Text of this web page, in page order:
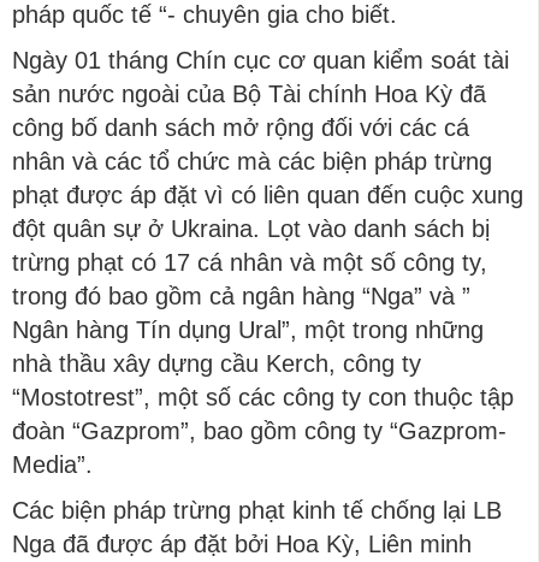
pháp quốc tế “- chuyên gia cho biết.
Ngày 01 tháng Chín cục cơ quan kiểm soát tài
sản nước ngoài của Bộ Tài chính Hoa Kỳ đã
công bố danh sách mở rộng đối với các cá
nhân và các tổ chức mà các biện pháp trừng
phạt được áp đặt vì có liên quan đến cuộc xung
đột quân sự ở Ukraina. Lọt vào danh sách bị
trừng phạt có 17 cá nhân và một số công ty,
trong đó bao gồm cả ngân hàng “Nga” và ”
Ngân hàng Tín dụng Ural”, một trong những
nhà thầu xây dựng cầu Kerch, công ty
“Mostotrest”, một số các công ty con thuộc tập
đoàn “Gazprom”, bao gồm công ty “Gazprom-
Media”.
Các biện pháp trừng phạt kinh tế chống lại LB
Nga đã được áp đặt bởi Hoa Kỳ, Liên minh